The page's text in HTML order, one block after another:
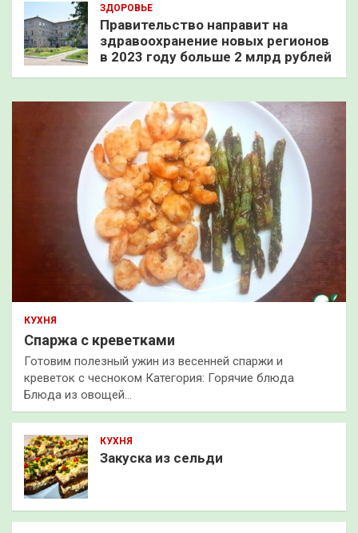
ЗДОРОВЬЕ
Правительство направит на
здравоохранение новых регионов
в 2023 году больше 2 млрд рублей
КУХНЯ
Спаржа с креветками
Готовим полезный ужин из весенней спаржи и
креветок с чесноком Категория: Горячие блюда
Блюда из овощей…
КУХНЯ
Закуска из сельди